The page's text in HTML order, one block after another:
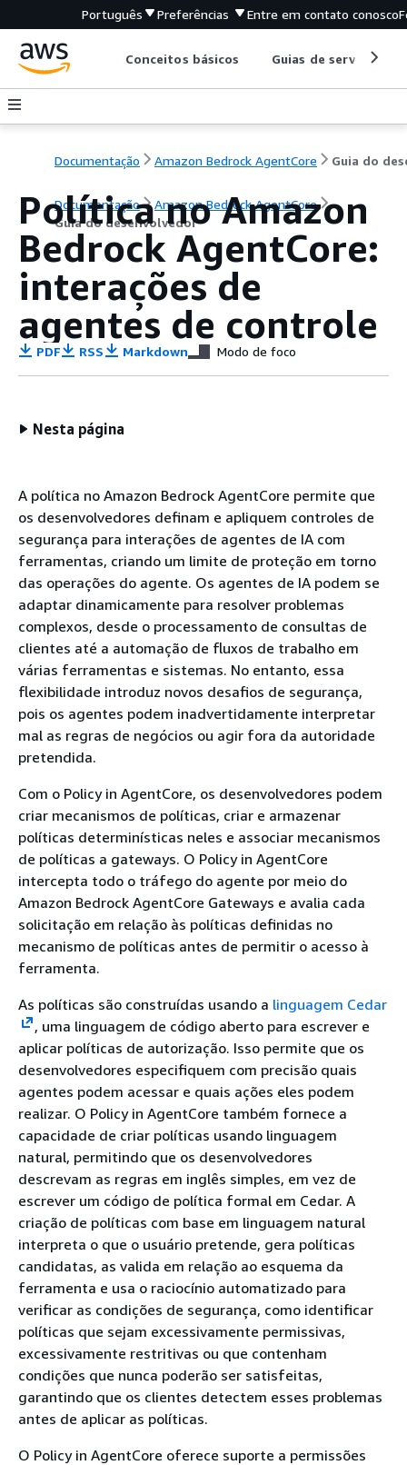
Português Preferências Entre em contato conosco
Conceitos básicos Guias de serviço
Documentação Amazon Bedrock AgentCore
Documentação
Amazon Bedrock AgentCore
Guia do desenvolvedor
Política no Amazon
Bedrock AgentCore:
interações de
agentes de controle
PDF RSS Markdown Modo de foco
Nesta página
A política no Amazon Bedrock AgentCore permite que
os desenvolvedores definam e apliquem controles de
segurança para interações de agentes de IA com
ferramentas, criando um limite de proteção em torno
das operações do agente. Os agentes de IA podem se
adaptar dinamicamente para resolver problemas
complexos, desde o processamento de consultas de
clientes até a automação de fluxos de trabalho em
várias ferramentas e sistemas. No entanto, essa
flexibilidade introduz novos desafios de segurança,
pois os agentes podem inadvertidamente interpretar
mal as regras de negócios ou agir fora da autoridade
pretendida.
Com o Policy in AgentCore, os desenvolvedores podem
criar mecanismos de políticas, criar e armazenar
políticas determinísticas neles e associar mecanismos
de políticas a gateways. O Policy in AgentCore
intercepta todo o tráfego do agente por meio do
Amazon Bedrock AgentCore Gateways e avalia cada
solicitação em relação às políticas definidas no
mecanismo de políticas antes de permitir o acesso à
ferramenta.
As políticas são construídas usando a linguagem Cedar
, uma linguagem de código aberto para escrever e
aplicar políticas de autorização. Isso permite que os
desenvolvedores especifiquem com precisão quais
agentes podem acessar e quais ações eles podem
realizar. O Policy in AgentCore também fornece a
capacidade de criar políticas usando linguagem
natural, permitindo que os desenvolvedores
descrevam as regras em inglês simples, em vez de
escrever um código de política formal em Cedar. A
criação de políticas com base em linguagem natural
interpreta o que o usuário pretende, gera políticas
candidatas, as valida em relação ao esquema da
ferramenta e usa o raciocínio automatizado para
verificar as condições de segurança, como identificar
políticas que sejam excessivamente permissivas,
excessivamente restritivas ou que contenham
condições que nunca poderão ser satisfeitas,
garantindo que os clientes detectem esses problemas
antes de aplicar as políticas.
O Policy in AgentCore oferece suporte a permissões